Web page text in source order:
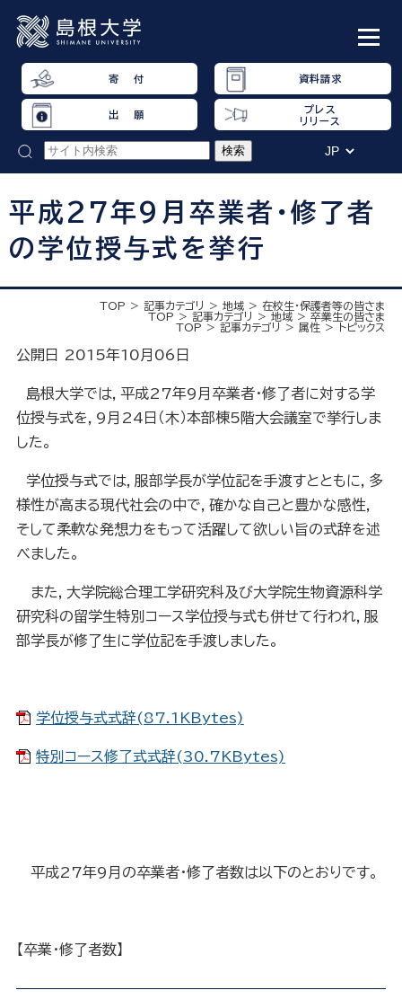
寄 付 資料請求
出 願
プレス
リリース
平成27年9月卒業者・修了者
の学位授与式を挙行
TOP 記事カテゴリ 地域
在校生・保護者等の皆さま
TOP
記事カテゴリ 地域
卒業生の皆さま
TOP
記事カテゴリ 属性 トピックス
公開日 2015年10月06日
島根大学では，平成27年9月卒業者・修了者に対する学
位授与式を，9月24日（木）本部棟5階大会議室で挙行しま
した。
学位授与式では，服部学長が学位記を手渡すとともに，多
様性が高まる現代社会の中で，確かな自己と豊かな感性，
そして柔軟な発想力をもって活躍して欲しい旨の式辞を述
べました。
また，大学院総合理工学研究科及び大学院生物資源科学
研究科の留学生特別コース学位授与式も併せて行われ，服
部学長が修了生に学位記を手渡しました。
学位授与式式辞(87.1KBytes)
特別コース修了式式辞(30.7KBytes)
平成27年9月の卒業者・修了者数は以下のとおりです。
【卒業・修了者数】